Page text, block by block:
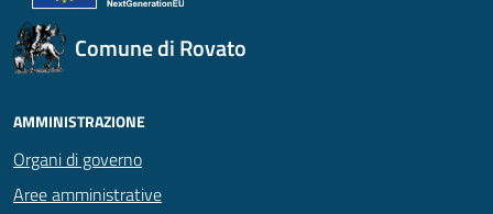
Comune di Rovato
AMMINISTRAZIONE
Organi di governo
Aree amministrative